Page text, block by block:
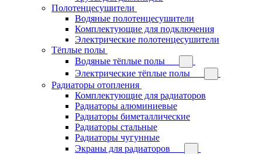
Полотенцесушители
Водяные полотенцесушители
Комплектующие для подключения
Электрические полотенцесушители
Тёплые полы
Водяные тёплые полы
Электрические тёплые полы
Радиаторы отопления
Комплектующие для радиаторов
Радиаторы алюминиевые
Радиаторы биметаллические
Радиаторы стальные
Радиаторы чугунные
Экраны для радиаторов